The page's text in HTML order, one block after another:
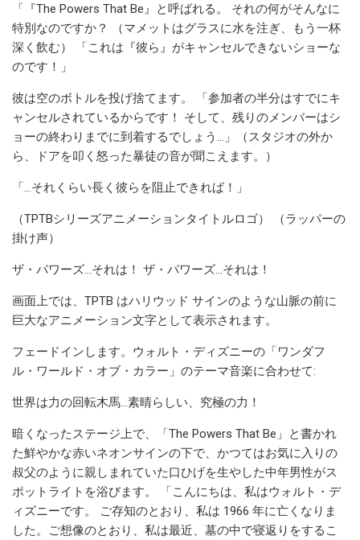
「『The Powers That Be』と呼ばれる。 それの何がそんなに
特別なのですか？ （マメットはグラスに水を注ぎ、もう一杯
深く飲む） 「これは『彼ら』がキャンセルできないショーな
のです！」
彼は空のボトルを投げ捨てます。 「参加者の半分はすでにキ
ャンセルされているからです！ そして、残りのメンバーはシ
ョーの終わりまでに到着するでしょう…」（スタジオの外か
ら、ドアを叩く怒った暴徒の音が聞こえます。）
「…それくらい長く彼らを阻止できれば！」
（TPTBシリーズアニメーションタイトルロゴ） （ラッパーの
掛け声）
ザ・パワーズ…それは！ ザ・パワーズ…それは！
画面上では、TPTB はハリウッド サインのような山脈の前に
巨大なアニメーション文字として表示されます。
フェードインします。ウォルト・ディズニーの「ワンダフ
ル・ワールド・オブ・カラー」のテーマ音楽に合わせて:
世界は力の回転木馬…素晴らしい、究極の力！
暗くなったステージ上で、「The Powers That Be」と書かれ
た鮮やかな赤いネオンサインの下で、かつてはお気に入りの
叔父のように親しまれていた口ひげを生やした中年男性がス
ポットライトを浴びます。 「こんにちは、私はウォルト・デ
ィズニーです。 ご存知のとおり、私は 1966 年に亡くなりま
した。ご想像のとおり、私は最近、墓の中で寝返りをするこ